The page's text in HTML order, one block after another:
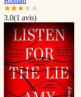
3.0(1 avis)